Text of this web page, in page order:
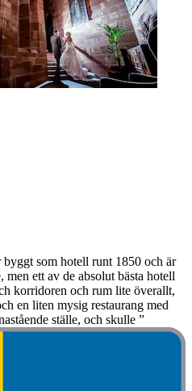
som hotell runt 1850 och är
ett av de absolut bästa hotell
korridoren och rum lite överallt,
en liten mysig restaurang med
ställe, och skulle ”